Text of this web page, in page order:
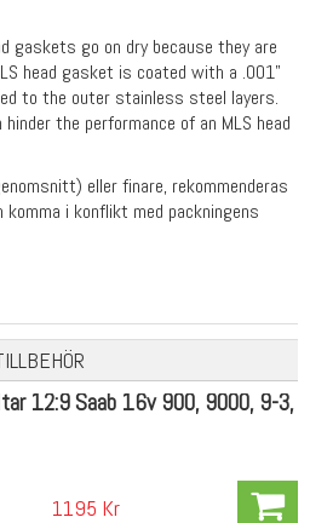
gaskets go on dry because they are
head gasket is coated with a .001"
to the outer stainless steel layers.
the performance of an MLS head
eller finare, rekommenderas
i konflikt med packningens
12:9 Saab 16v 900, 9000, 9-3,
1195 Kr